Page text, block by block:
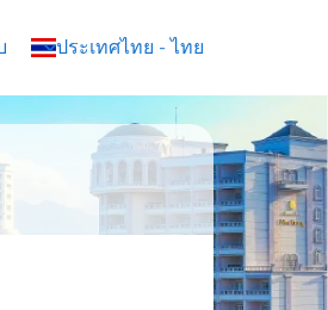
ประเทศไทย - ไทย
keyboard_arrow_down